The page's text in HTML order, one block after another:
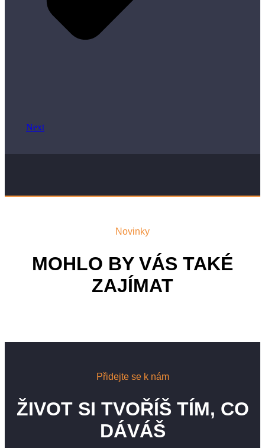
Next
Novinky
MOHLO BY VÁS TAKÉ
ZAJÍMAT
Přidejte se k nám
ŽIVOT SI TVOŘÍŠ TÍM, CO
DÁVÁŠ